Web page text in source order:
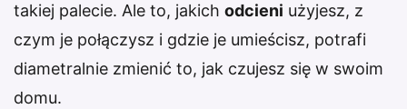
takiej palecie. Ale to, jakich odcieni użyjesz, z
czym je połączysz i gdzie je umieścisz, potrafi
diametralnie zmienić to, jak czujesz się w swoim
domu.